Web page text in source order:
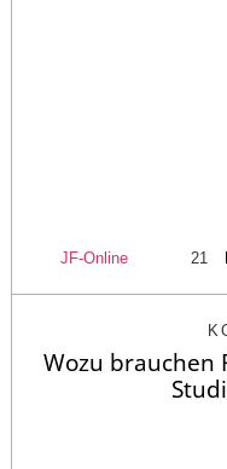
JF-Online 21
Wozu brauchen